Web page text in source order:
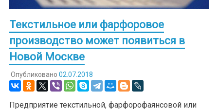
Текстильное или фарфоровое
производство может появиться в
Новой Москве
Опубликовано 02.07.2018
Предприятие текстильной, фарфорофаянсовой или